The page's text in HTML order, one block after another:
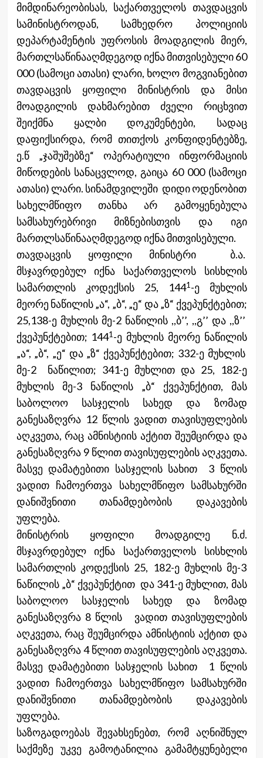
მიმდინარეობისას, საქართველოს თავდაცვის
სამინისტროდან, სამხედრო პოლიციის
დეპარტამენტის უფროსის მოადგილის მიერ,
მართლსაწინააღმდეგოდ იქნა მითვისებული 60
000 (სამოცი ათასი) ლარი, ხოლო მოგვიანებით
თავდაცვის ყოფილი მინისტრის და მისი
მოადგილის დახმარებით ძველი რიცხვით
შეიქმნა ყალბი დოკუმენტები, სადაც
დაფიქსირდა, რომ თითქოს კონფიდენტებზე,
ე.წ „ჯაშუშებზე“ ოპერატიული ინფორმაციის
მიწოდების სანაცვლოდ, გაიცა 60 000 (სამოცი
ათასი) ლარი. სინამდვილეში დიდი ოდენობით
სახელმწიფო თანხა არ გამოყენებულა
სამსახურებრივი მიზნებისთვის და იგი
მართლსაწინააღმდეგოდ იქნა მითვისებული.
თავდაცვის ყოფილი მინისტრი ბ.ა.
მსჯავრდებულ იქნა საქართველოს სისხლის
სამართლის კოდექსის 25, 1441 -ე მუხლის
მეორე ნაწილის „ა“, „ბ“, „ე“ და „ზ“ ქვეპუნქტებით;
25,138-ე მუხლის მე-2 ნაწილის ,,ბ’’, ,,გ’’ და ,,ზ’’
ქვეპუნქტებით; 1441 -ე მუხლის მეორე ნაწილის
„ა“, „ბ“, „ე“ და „ზ“ ქვეპუნქტებით; 332-ე მუხლის
მე-2 ნაწილით; 341-ე მუხლით და 25, 182-ე
მუხლის მე-3 ნაწილის „ბ“ ქვეპუნქტით, მას
საბოლოო სასჯელის სახედ და ზომად
განესაზღვრა 12 წლის ვადით თავისუფლების
აღკვეთა, რაც ამნისტიის აქტით შეუმცირდა და
განესაზღვრა 9 წლით თავისუფლების აღკვეთა.
მასვე დამატებითი სასჯელის სახით 3 წლის
ვადით ჩამოერთვა სახელმწიფო სამსახურში
დანიშვნითი თანამდებობის დაკავების
უფლება.
მინისტრის ყოფილი მოადგილე ნ.ძ.
მსჯავრდებულ იქნა საქართველოს სისხლის
სამართლის კოდექსის 25, 182-ე მუხლის მე-3
ნაწილის „ბ“ ქვეპუნქტით და 341-ე მუხლით, მას
საბოლოო სასჯელის სახედ და ზომად
განესაზღვრა 8 წლის ვადით თავისუფლების
აღკვეთა, რაც შეუმცირდა ამნისტიის აქტით და
განესაზღვრა 4 წლით თავისუფლების აღკვეთა.
მასვე დამატებითი სასჯელის სახით 1 წლის
ვადით ჩამოერთვა სახელმწიფო სამსახურში
დანიშვნითი თანამდებობის დაკავების
უფლება.
საზოგადოებას შევახსენებთ, რომ აღნიშნულ
საქმეზე უკვე გამოტანილია გამამტყუნებელი